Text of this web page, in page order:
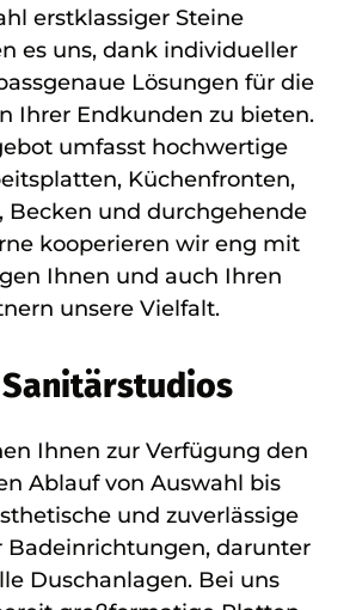
erstklassiger Steine
es uns, dank individueller
Lösungen für die
Ihrer Endkunden zu bieten.
umfasst hochwertige
Küchenfronten,
Becken und durchgehende
kooperieren wir eng mit
Ihnen und auch Ihren
unsere Vielfalt.
Sanitärstudios
Ihnen zur Verfügung den
Ablauf von Auswahl bis
und zuverlässige
Badeinrichtungen, darunter
Duschanlagen. Bei uns